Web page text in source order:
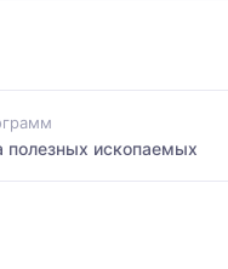
полезных ископаемых